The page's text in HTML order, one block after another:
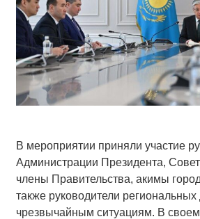
В мероприятии приняли участие
Администрации Президента,
члены Правительства, акимы
также руководители
чрезвычайным ситуациям. В